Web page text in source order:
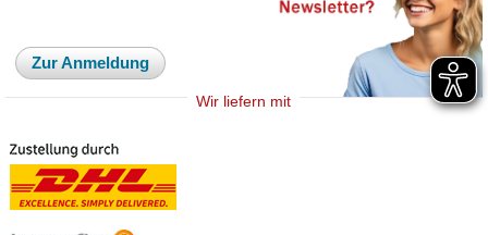
Zur Anmeldung
Wir liefern mit